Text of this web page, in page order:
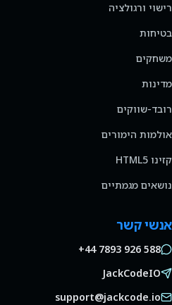
רישוי ורגולציה
בטיחות
משחקים
מדינות
רובד-שווקים
אולמות הימורים
קזינו HTML5
נושאים מגמתיים
אנשי קשר
+44 7893 926 588
JackCodeIO
support@jackcode.io